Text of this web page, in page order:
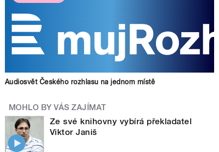
Audiosvět Českého rozhlasu na jednom místě
MOHLO BY VÁS ZAJÍMAT
Ze své knihovny vybírá překladatel
Viktor Janiš